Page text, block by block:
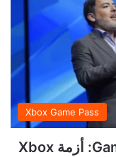
Xbox Game Pass
شون لايدن يهاجم Game Pass: أزمة Xbox